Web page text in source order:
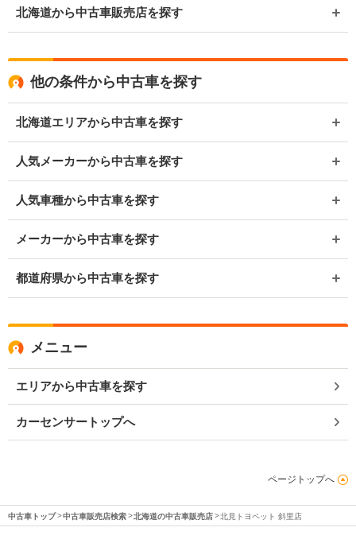
北海道から中古車販売店を探す
他の条件から中古車を探す
北海道エリアから中古車を探す
人気メーカーから中古車を探す
人気車種から中古車を探す
メーカーから中古車を探す
都道府県から中古車を探す
メニュー
エリアから中古車を探す
カーセンサートップへ
ページトップへ
中古車トップ 中古車販売店検索 北海道の中古車販売店 北見トヨペット 斜里店